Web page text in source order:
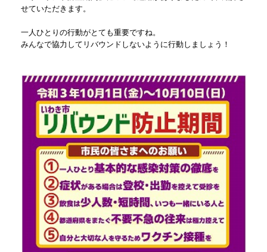
せていただきます。
一人ひとりの行動がとても重要ですね。
みんなで協力してリバウンドしないように行動しましょう！